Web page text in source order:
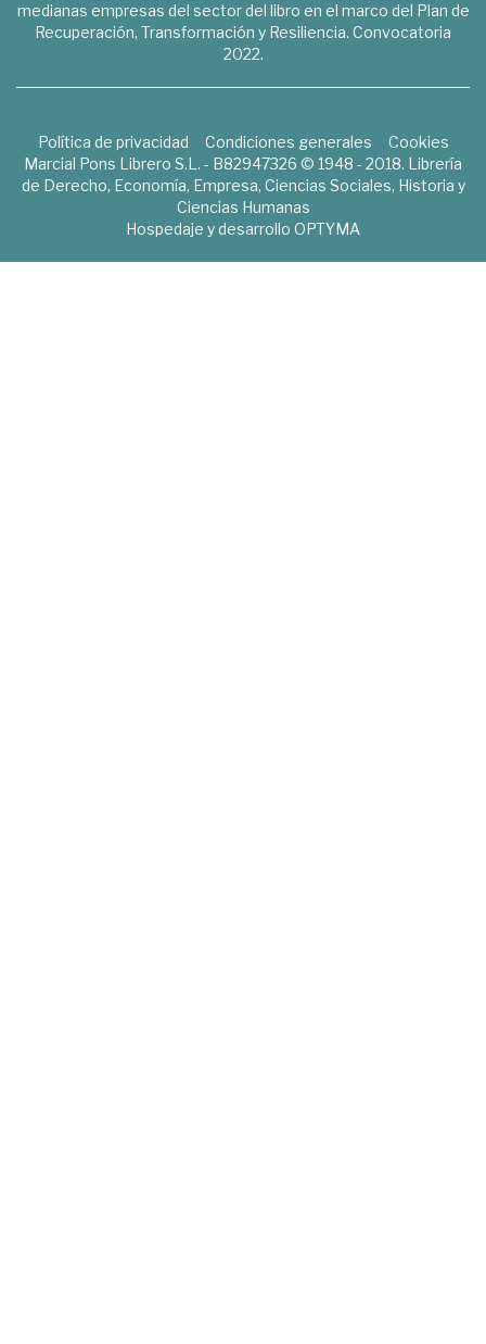
medianas empresas del sector del libro en el marco del Plan de
Recuperación, Transformación y Resiliencia. Convocatoria
2022.
Política de privacidad Condiciones generales
Cookies
Marcial Pons Librero S.L. - B82947326 © 1948 - 2018. Librería
de Derecho, Economía, Empresa, Ciencias Sociales, Historia y
Ciencias Humanas
Hospedaje y desarrollo OPTYMA